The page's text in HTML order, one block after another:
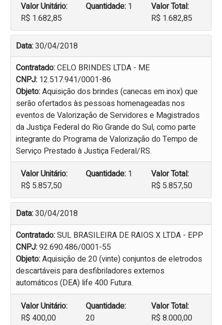
Valor Unitário:
R$ 1.682,85
Quantidade: 1
Valor Total:
R$ 1.682,85
Data:30/04/2018
Contratado:CELO BRINDES LTDA - ME
CNPJ: 12.517.941/0001-86
Objeto:Aquisição dos brindes (canecas em inox) que
serão ofertados às pessoas homenageadas nos
eventos de Valorização de Servidores e Magistrados
da Justiça Federal do Rio Grande do Sul, como parte
integrante do Programa de Valorização do Tempo de
Serviço Prestado à Justiça Federal/RS.
Valor Unitário:
R$ 5.857,50
Quantidade: 1
Valor Total:
R$ 5.857,50
Data:30/04/2018
Contratado:SUL BRASILEIRA DE RAIOS X LTDA - EPP
CNPJ:92.690.486/0001-55
Objeto:Aquisição de 20 (vinte) conjuntos de eletrodos
descartáveis para desfibriladores externos
automáticos (DEA) life 400 Futura.
Valor Unitário:
R$ 400,00
Quantidade:
20
Valor Total:
R$ 8.000,00